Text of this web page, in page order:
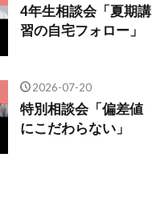
4年生相談会「夏期講
習の自宅フォロー」
2026-07-20
特別相談会「偏差値
にこだわらない」